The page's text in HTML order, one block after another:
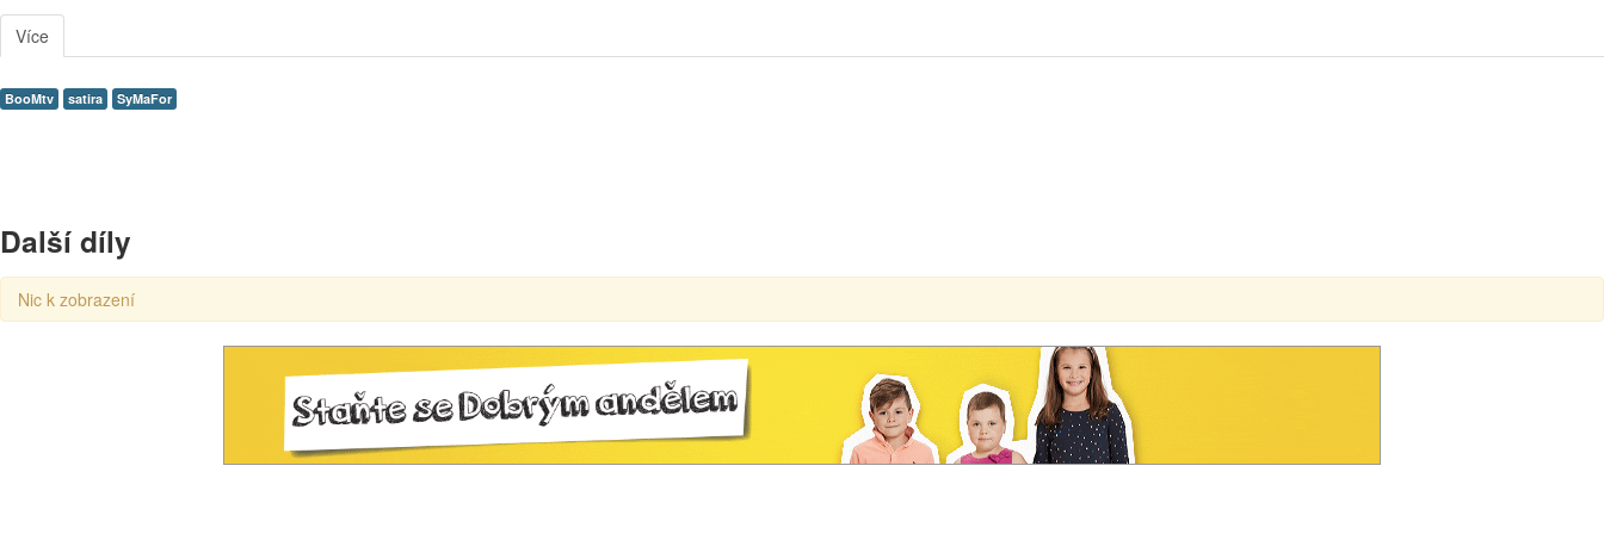
Use Up/Down Arrow keys to increase or decrease volume.
Více
BooMtv satira SyMaFor
Další díly
Nic k zobrazení